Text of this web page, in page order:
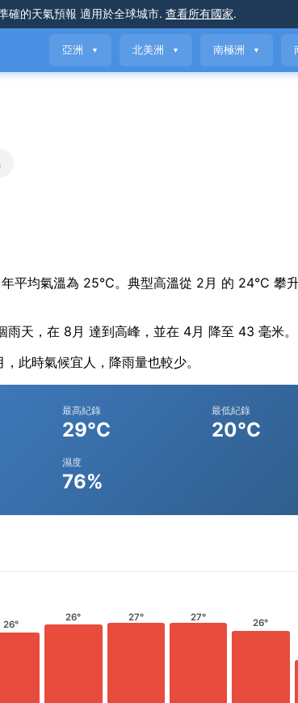
確的天氣預報 適用於全球城市. 查看所有國家.
亞洲 ▼ 北美洲 ▼ 南極洲 ▼
均氣溫為 25°C。典型高溫從 2月 的 24°C 攀
天，在 8月 達到高峰，並在 4月 降至 43 毫米。
此時氣候宜人，降雨量也較少。
最高紀錄
29°C
最低紀錄
20°C
濕度
76%
26°
26° 27° 27°
26°